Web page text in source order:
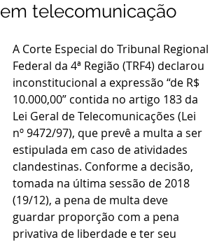
em telecomunicação
A Corte Especial do Tribunal Regional
Federal da 4ª Região (TRF4) declarou
inconstitucional a expressão “de R$
10.000,00” contida no artigo 183 da
Lei Geral de Telecomunicações (Lei
nº 9472/97), que prevê a multa a ser
estipulada em caso de atividades
clandestinas. Conforme a decisão,
tomada na última sessão de 2018
(19/12), a pena de multa deve
guardar proporção com a pena
privativa de liberdade e ter seu